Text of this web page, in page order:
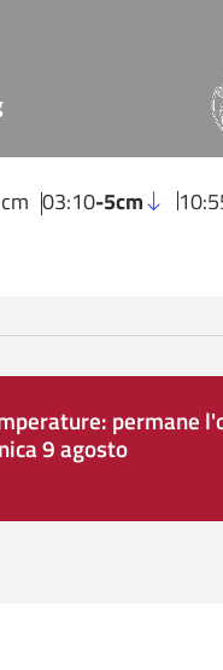
03:10-5cm
permane
9 agosto